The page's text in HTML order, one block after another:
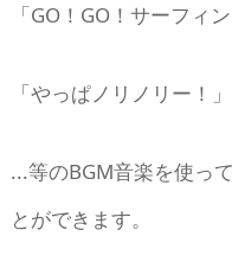
「GO！GO！サーフィン
「やっぱノリノリー！」
...等のBGM音楽を使っ
とができます。